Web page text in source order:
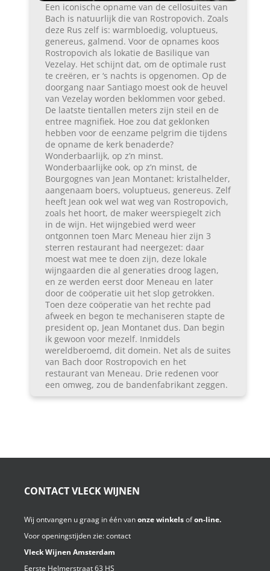
Een iconische opname van de cellosuites van
Bach is natuurlijk die van Rostropovich. Zoals
deze Rus zelf is: warmbloedig, voluptueus,
genereus, galmend. Voor de opnames koos
Rostropovich als lokatie de Basilique van
Vezelay. Het schijnt dat, om de optimale rust
te creëren, er ‘s nachts is opgenomen. Op de
doorgang naar Santiago moest ook de heuvel
van Vezelay worden beklommen voor gebed.
De laatste tientallen meters zijn steil en de
entree magnifiek. Hoe zou dat geklonken
hebben voor de eenzame pelgrim die tijdens
de opname de kerk benaderde?
Wonderbaarlijk, op z’n minst.
Wonderbaarlijke ook, op z’n minst, de
Bourgognes van Jean Montanet: kristalhelder,
aangenaam boers, voluptueus, genereus. Zelf
heeft Jean ook wel wat weg van Rostropovich,
zoals het hoort, de maker weerspiegelt zich
in de wijn. Het wijngebied werd weer
ontgonnen toen Marc Meneau hier zijn 3
sterren restaurant had neergezet: daar
moest wat mee te doen zijn, deze lokale
wijngaarden die al generaties droog lagen,
en ze werden eerst door Meneau en later
door de coöperatie uit het slop getrokken.
Toen deze coöperatie van het rechte pad
afweek en begon te mechaniseren stapte de
president op, Jean Montanet dus. Dan begin
ik gewoon voor mezelf. Inmiddels
wereldberoemd, dit domein. Net als de suites
van Bach door Rostropovich en het
restaurant van Meneau. Drie redenen voor
een omweg, zou de bandenfabrikant zeggen.
CONTACT VLECK WIJNEN
Wij ontvangen u graag in één vanonze winkelsofon-line.
Voor openingstijden zie:contact
Vleck Wijnen Amsterdam
Eerste Helmerstraat 63 HS